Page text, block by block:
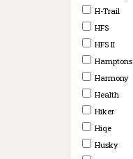
H-Trail
HFS
HFS II
Hamptons
Harmony
Health
Hiker
Hiqe
Husky